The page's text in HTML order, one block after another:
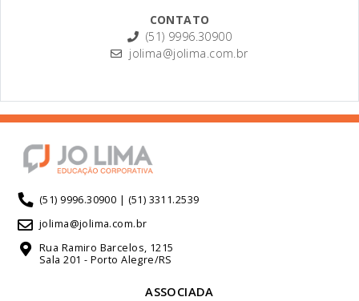
CONTATO
(51) 9996.30900
jolima@jolima.com.br
(51) 9996.30900 | (51) 3311.2539
jolima@jolima.com.br
Rua Ramiro Barcelos, 1215
Sala 201 - Porto Alegre/RS
ASSOCIADA